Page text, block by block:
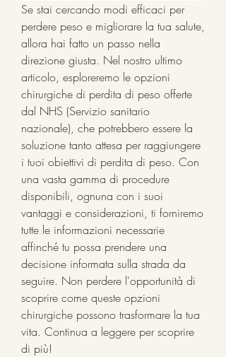
Se stai cercando modi efficaci per
perdere peso e migliorare la tua salute,
allora hai fatto un passo nella
direzione giusta. Nel nostro ultimo
articolo, esploreremo le opzioni
chirurgiche di perdita di peso offerte
dal NHS (Servizio sanitario
nazionale), che potrebbero essere la
soluzione tanto attesa per raggiungere
i tuoi obiettivi di perdita di peso. Con
una vasta gamma di procedure
disponibili, ognuna con i suoi
vantaggi e considerazioni, ti forniremo
tutte le informazioni necessarie
affinché tu possa prendere una
decisione informata sulla strada da
seguire. Non perdere l'opportunità di
scoprire come queste opzioni
chirurgiche possono trasformare la tua
vita. Continua a leggere per scoprire
di più!